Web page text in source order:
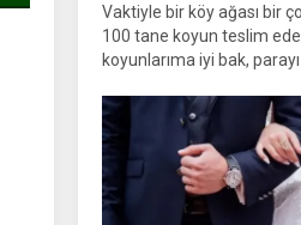
Vaktiyle bir köy ağası bir
100 tane koyun teslim
koyunlarıma iyi bak,